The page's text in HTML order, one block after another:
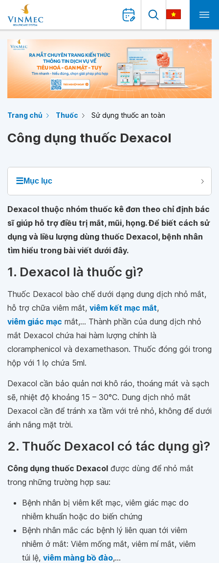
Trang chủ Thuốc Sử dụng thuốc an toàn
Công dụng thuốc Dexacol
☰Mục lục
Dexacol thuộc nhóm thuốc kê đơn theo chỉ định bác
sĩ giúp hỗ trợ điều trị mắt, mũi, họng. Để biết cách sử
dụng và liều lượng dùng thuốc Dexacol, bệnh nhân
tìm hiểu trong bài viết dưới đây.
1. Dexacol là thuốc gì?
Thuốc Dexacol bào chế dưới dạng dung dịch nhỏ mắt,
hỗ trợ chữa viêm mắt, viêm kết mạc mắt,
viêm giác mạc mắt,... Thành phần của dung dịch nhỏ
mắt Dexacol chứa hai hàm lượng chính là
cloramphenicol và dexamethason. Thuốc đóng gói trong
hộp với 1 lọ chứa 5ml.
Dexacol cần bảo quản nơi khô ráo, thoáng mát và sạch
sẽ, nhiệt độ khoảng 15 – 30°C. Dung dịch nhỏ mắt
Dexacol cần để tránh xa tầm với trẻ nhỏ, không để dưới
ánh nắng mặt trời.
2. Thuốc Dexacol có tác dụng gì?
Công dụng thuốc Dexacol được dùng để nhỏ mắt
trong những trường hợp sau:
Bệnh nhân bị viêm kết mạc, viêm giác mạc do
nhiễm khuẩn hoặc do biến chứng
Bệnh nhân mắc các bệnh lý liên quan tới viêm
nhiễm ở mắt: Viêm mống mắt, viêm mí mắt, viêm
túi lệ, viêm màng bồ đào,...